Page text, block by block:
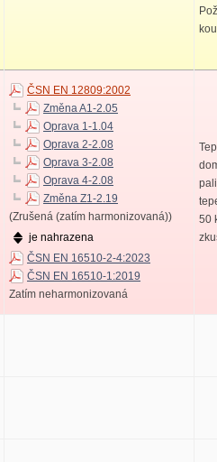
ČSN EN 12809:2002
Změna A1-2.05
Oprava 1-1.04
Oprava 2-2.08
Oprava 3-2.08
Oprava 4-2.08
Změna Z1-2.19
(Zrušená (zatím harmonizovaná))
je nahrazena
ČSN EN 16510-2-4:2023
ČSN EN 16510-1:2019
Zatím neharmonizovaná
50